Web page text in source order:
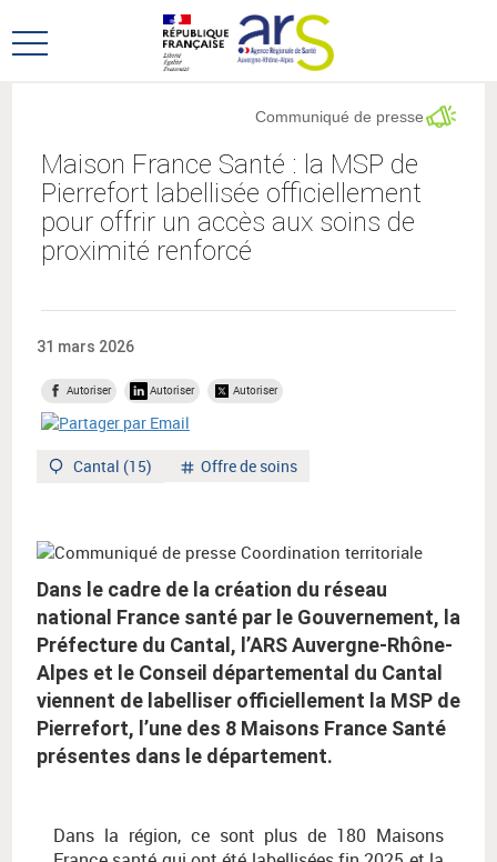
au
menu
au
contenu
Ouvrir
Maison France Santé : la MSP de
Pierrefort labellisée officiellement
pour offrir un accès aux soins de
proximité renforcé
Communiqué de presse
31 mars 2026
Autoriser Autoriser Autoriser
Territoire
Cantal (15)
Mot
Offre de soins
Dans le cadre de la création du réseau
national France santé par le Gouvernement, la
Préfecture du Cantal, l’ARS Auvergne-Rhône-
Alpes et le Conseil départemental du Cantal
viennent de labelliser officiellement la MSP de
Pierrefort, l’une des 8 Maisons France Santé
présentes dans le département.
Dans la région, ce sont plus de 180 Maisons